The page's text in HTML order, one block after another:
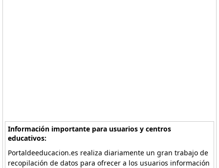
Información importante para usuarios y centros
educativos:
Portaldeeducacion.es realiza diariamente un gran trabajo de
recopilación de datos para ofrecer a los usuarios información